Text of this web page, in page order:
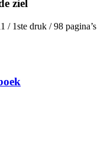
ziel
/ 1ste druk / 98 pagina’s